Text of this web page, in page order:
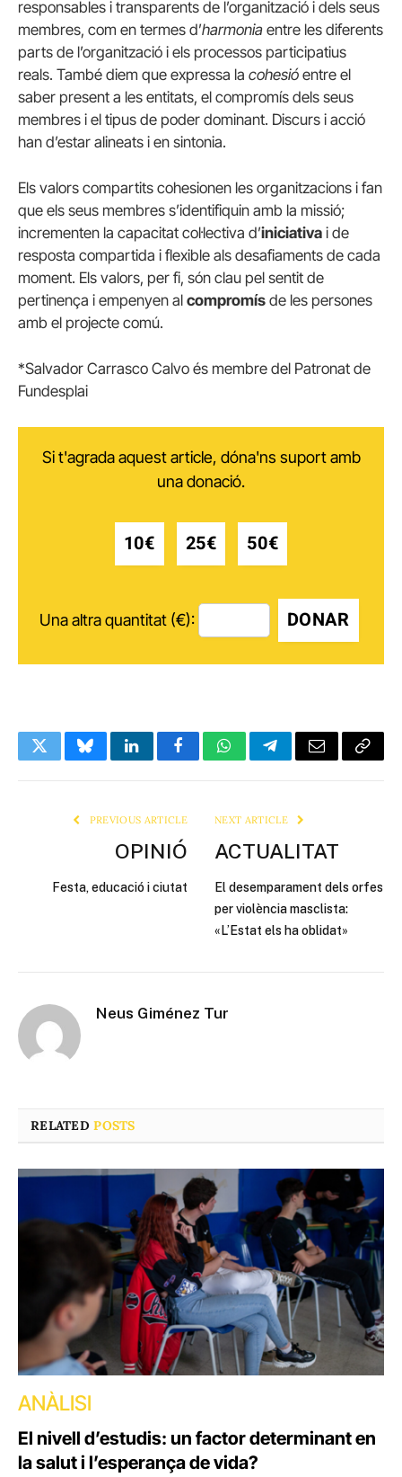
responsables i transparents de l’organització i dels seus
membres, com en termes d’harmonia entre les diferents
parts de l’organització i els processos participatius
reals. També diem que expressa la cohesió entre el
saber present a les entitats, el compromís dels seus
membres i el tipus de poder dominant. Discurs i acció
han d’estar alineats i en sintonia.
Els valors compartits cohesionen les organitzacions i fan
que els seus membres s’identifiquin amb la missió;
incrementen la capacitat col·lectiva d’iniciativa i de
resposta compartida i flexible als desafiaments de cada
moment. Els valors, per fi, són clau pel sentit de
pertinença i empenyen al compromís de les persones
amb el projecte comú.
*Salvador Carrasco Calvo és membre del Patronat de
Fundesplai
Si t'agrada aquest article, dóna'ns suport amb
una donació.
10€ 25€ 50€
Una altra quantitat (€): DONAR
TwitterBlueskyLinkedInFacebookWhatsAppTelegramEmail Copy
PREVIOUS ARTICLE
OPINIÓ
Festa, educació i ciutat
NEXT ARTICLE
ACTUALITAT
El desemparament dels orfes
per violència masclista:
«L’Estat els ha oblidat»
Neus Giménez Tur
RELATEDPOSTS
ANÀLISI
El nivell d’estudis: un factor determinant en
la salut i l’esperança de vida?